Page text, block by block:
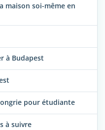
maison soi-même en
à Budapest
pour étudiante
à suivre